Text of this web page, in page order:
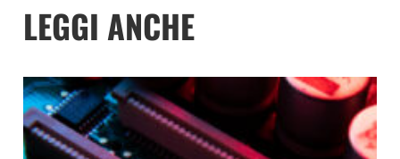
LEGGI ANCHE